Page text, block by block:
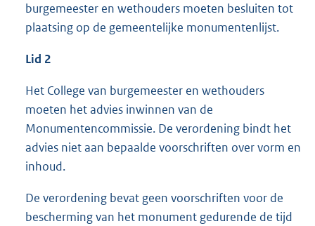
burgemeester en wethouders moeten besluiten tot
plaatsing op de gemeentelijke monumentenlijst.
Lid 2
Het College van burgemeester en wethouders
moeten het advies inwinnen van de
Monumentencommissie. De verordening bindt het
advies niet aan bepaalde voorschriften over vorm en
inhoud.
De verordening bevat geen voorschriften voor de
bescherming van het monument gedurende de tijd